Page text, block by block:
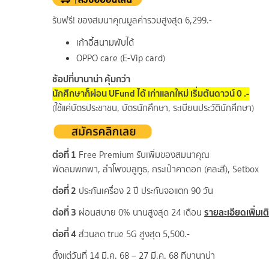
รับฟรี! ของสมนาคุณมูลค่ารวมสูงสุด 6,299.-
เก้าอี้สนามพับได้
OPPO care (E-Vip card)
ช้อปที่บานาน่า คุ้มกว่า
นักศึกษาก็ผ่อน UFund ได้ เก่าแลกใหม่ เริ่มต้นดาวน์ 0 .-
(ใช้แค่บัตรประชาชน, บัตรนักศึกษา, ระเบียนประวัตินักศึกษา)
ต่อที่ 1 Free Premium รับเพิ่มของสมนาคุณ
พัดลมพกพา, ลำโพงบลูทูธ, กระเป๋าคาดอก (คละสี), Setbox
ต่อที่ 2 ประกันเครื่อง 2 ปี ประกันจอแตก 90 วัน
ต่อที่ 3 ผ่อนสบาย 0% นานสูงสุด 24 เดือน รายละเอียดเพิ่ม
ต่อที่ 4ส่วนลด true 5G สูงสุด 5,500.-
ตั้งแต่วันที่ 14 มี.ค. 68 – 27 มี.ค. 68 ทีบานาน่า